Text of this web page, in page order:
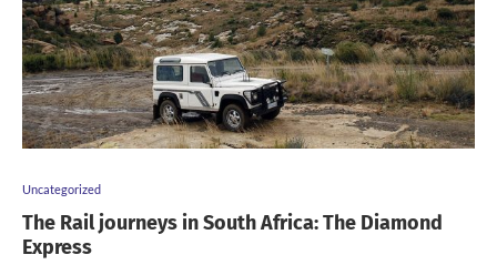
Uncategorized
The Rail journeys in South Africa: The Diamond
Express